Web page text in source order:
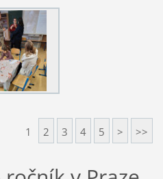
1 2 3 4 5 > >>